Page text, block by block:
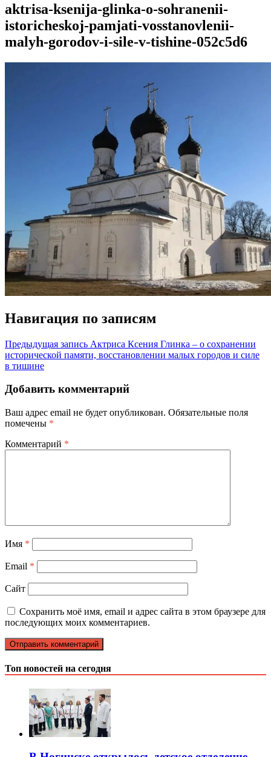
aktrisa-ksenija-glinka-o-sohranenii-
istoricheskoj-pamjati-vosstanovlenii-
malyh-gorodov-i-sile-v-tishine-052c5d6
Навигация по записям
Предыдущая запись Актриса Ксения Глинка – о сохранении
исторической памяти, восстановлении малых городов и силе
в тишине
Добавить комментарий
Ваш адрес email не будет опубликован. Обязательные поля
помечены *
Комментарий *
Имя *
Email *
Сайт
Сохранить моё имя, email и адрес сайта в этом браузере для
последующих моих комментариев.
Топ новостей на сегодня